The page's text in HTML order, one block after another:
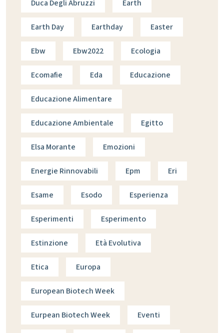
Duca Degli Abruzzi Earth
Earth Day Earthday Easter
Ebw Ebw2022 Ecologia
Ecomafie Eda Educazione
Educazione Alimentare
Educazione Ambientale Egitto
Elsa Morante Emozioni
Energie Rinnovabili Epm Eri
Esame Esodo Esperienza
Esperimenti Esperimento
Estinzione Età Evolutiva
Etica Europa
European Biotech Week
Eurpean Biotech Week Eventi